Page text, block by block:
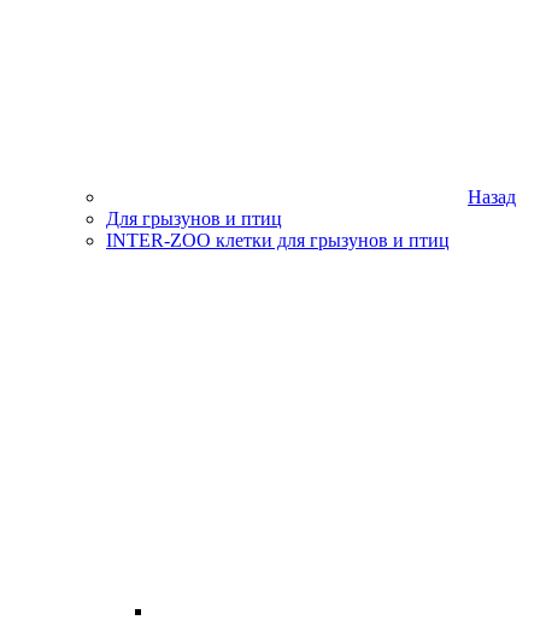
Назад
Для грызунов и птиц
INTER-ZOO клетки для грызунов и птиц